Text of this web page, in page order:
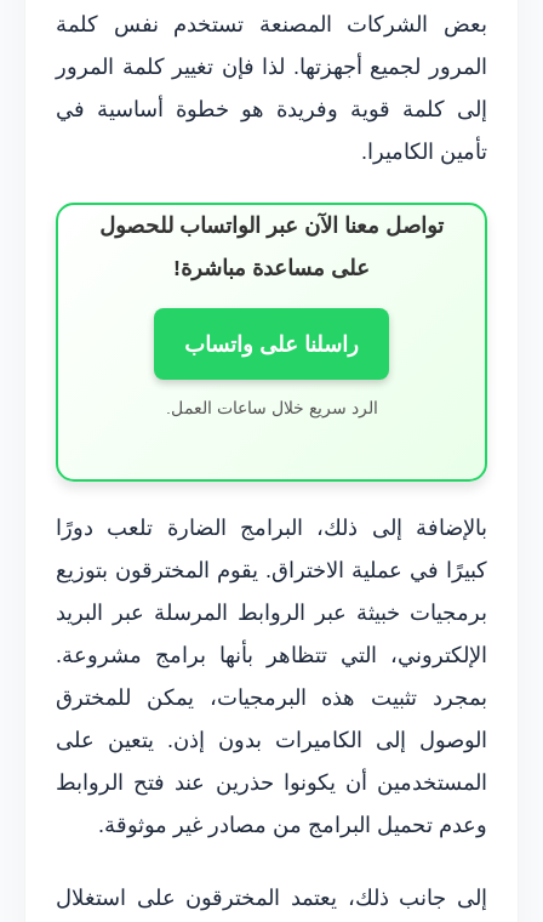
بعض الشركات المصنعة تستخدم نفس كلمة
المرور لجميع أجهزتها. لذا فإن تغيير كلمة المرور
إلى كلمة قوية وفريدة هو خطوة أساسية في
تأمين الكاميرا.
تواصل معنا الآن عبر الواتساب للحصول
على مساعدة مباشرة!
راسلنا على واتساب
الرد سريع خلال ساعات العمل.
بالإضافة إلى ذلك، البرامج الضارة تلعب دورًا
كبيرًا في عملية الاختراق. يقوم المخترقون بتوزيع
برمجيات خبيثة عبر الروابط المرسلة عبر البريد
الإلكتروني، التي تتظاهر بأنها برامج مشروعة.
بمجرد تثبيت هذه البرمجيات، يمكن للمخترق
الوصول إلى الكاميرات بدون إذن. يتعين على
المستخدمين أن يكونوا حذرين عند فتح الروابط
وعدم تحميل البرامج من مصادر غير موثوقة.
إلى جانب ذلك، يعتمد المخترقون على استغلال